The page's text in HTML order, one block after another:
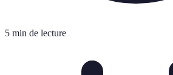
5 min de lecture